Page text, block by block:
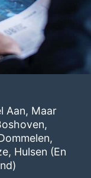
Aan, Maar
,
,
, Hulsen (en